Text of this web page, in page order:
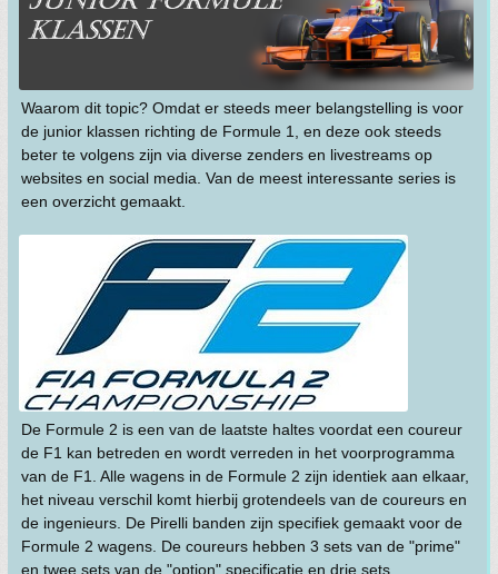
Waarom dit topic? Omdat er steeds meer belangstelling is voor
de junior klassen richting de Formule 1, en deze ook steeds
beter te volgens zijn via diverse zenders en livestreams op
websites en social media. Van de meest interessante series is
een overzicht gemaakt.
De Formule 2 is een van de laatste haltes voordat een coureur
de F1 kan betreden en wordt verreden in het voorprogramma
van de F1. Alle wagens in de Formule 2 zijn identiek aan elkaar,
het niveau verschil komt hierbij grotendeels van de coureurs en
de ingenieurs. De Pirelli banden zijn specifiek gemaakt voor de
Formule 2 wagens. De coureurs hebben 3 sets van de "prime"
en twee sets van de "option" specificatie en drie sets